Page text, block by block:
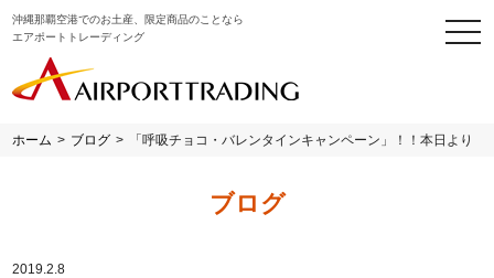
沖縄那覇空港でのお土産、限定商品のことなら
エアポートトレーディング
ホーム > ブログ > 「呼吸チョコ・バレンタインキャンペーン」！！本日より
ブログ
2019.2.8